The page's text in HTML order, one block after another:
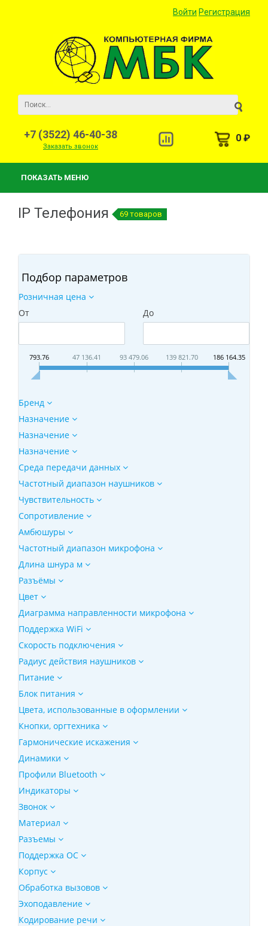
Войти Регистрация
+7 (3522) 46-40-38
Заказать звонок
0 ₽
ПОКАЗАТЬ МЕНЮ
IP Телефония 69 товаров
Подбор параметров
Розничная цена
От
До
793.76 47 136.41 93 479.06 139 821.70 186 164.35
Бренд
Назначение
Назначение
Назначение
Среда передачи данных
Частотный диапазон наушников
Чувствительность
Сопротивление
Амбюшуры
Частотный диапазон микрофона
Длина шнура м
Разъёмы
Цвет
Диаграмма направленности микрофона
Поддержка WiFi
Скорость подключения
Радиус действия наушников
Питание
Блок питания
Цвета, использованные в оформлении
Кнопки, оргтехника
Гармонические искажения
Динамики
Профили Bluetooth
Индикаторы
Звонок
Материал
Разъемы
Поддержка ОС
Корпус
Обработка вызовов
Эхоподавление
Кодирование речи